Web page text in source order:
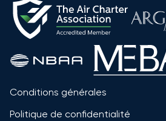
Conditions générales
Politique de confidentialité